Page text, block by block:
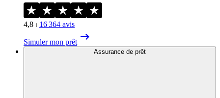
4,8 ⏐ 16 364 avis
Simuler mon prêt
Assurance de prêt